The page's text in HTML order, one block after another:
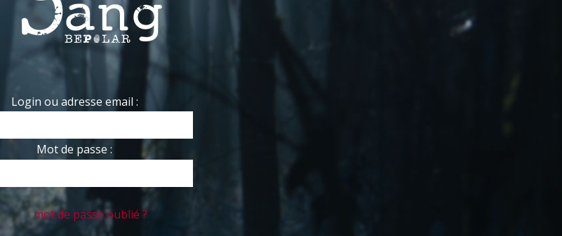
Login ou adresse email :
Mot de passe :
mot de passe oublié ?